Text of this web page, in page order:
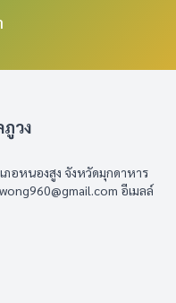
วง
อหนองสูง จังหวัดมุกดาหาร
อีเมลล์